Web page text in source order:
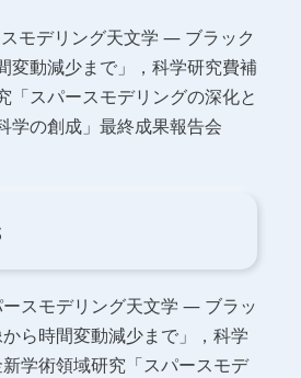
モデリング天文学 — ブラック
変動減少まで」，科学研究費補
「スパースモデリングの深化と
学の創成」最終成果報告会
スモデリング天文学 — ブラッ
ら時間変動減少まで」，科学
学術領域研究「スパースモデ